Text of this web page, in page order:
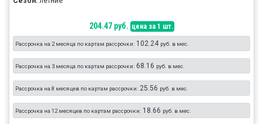
204.47 руб. цена за 1 шт.
Рассрочка на 2 месяца по картам рассрочки: 102.24 руб. в мес.
Рассрочка на 3 месяца по картам рассрочки: 68.16 руб. в мес.
Рассрочка на 8 месяцев по картам рассрочки: 25.56 руб. в мес.
Рассрочка на 12 месяцев по картам рассрочки: 18.66 руб. в мес.